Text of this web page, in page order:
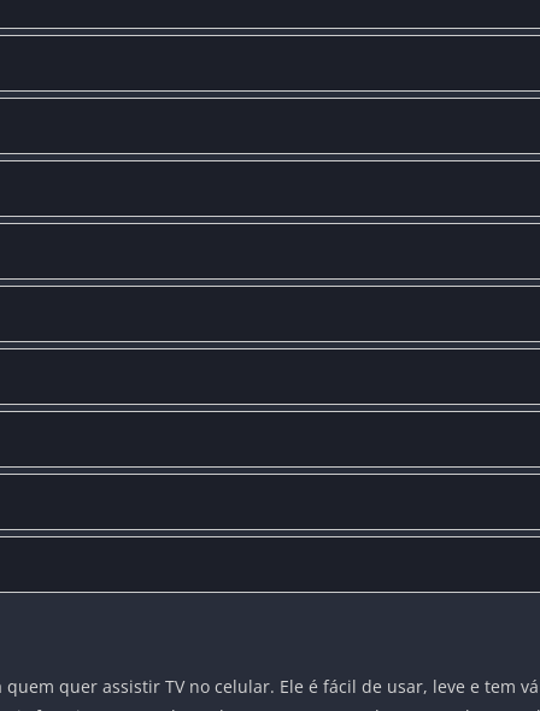
quer assistir TV no celular. Ele é fácil de usar, leve e tem